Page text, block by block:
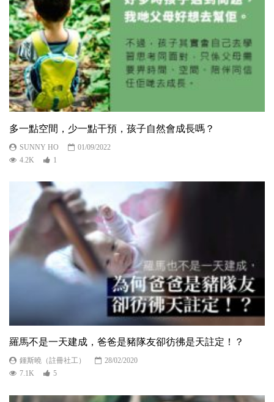
多一點空間，少一點干預，孩子自然會成長嗎？
SUNNY HO
01/09/2022
4.2K
1
羅馬不是一天建成，爸爸是豬隊友卻彷彿是天註定！？
鍾斯曉（註冊社工）
28/02/2020
7.1K
5